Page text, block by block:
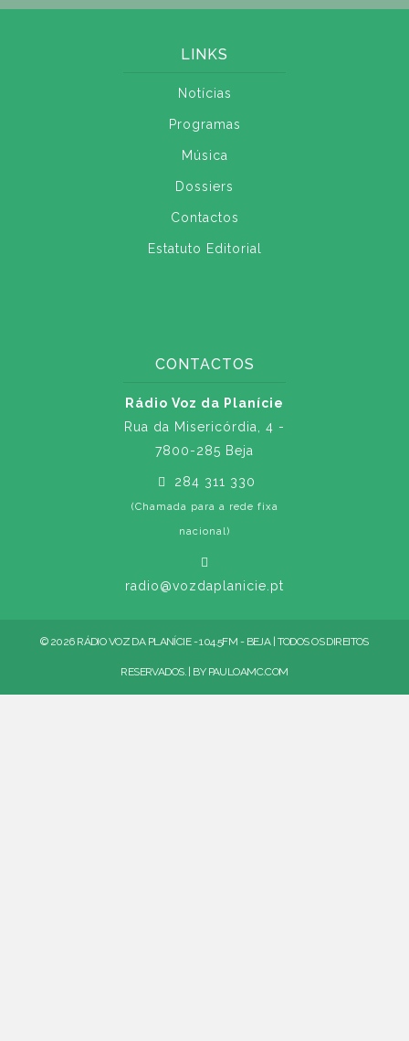
LINKS
Notícias
Programas
Música
Dossiers
Contactos
Estatuto Editorial
CONTACTOS
Rádio Voz da Planície
Rua da Misericórdia, 4 -
7800-285 Beja
284 311 330
(Chamada para a rede fixa
nacional)
radio@vozdaplanicie.pt
© 2026 RÁDIO VOZ DA PLANÍCIE - 104.5FM - BEJA | TODOS OS DIREITOS
RESERVADOS. | BY PAULOAMC.COM